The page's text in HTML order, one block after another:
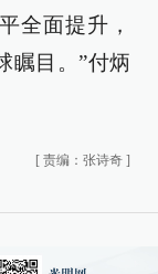
全面提升，
瞩目。”付炳
[ 责编：张诗奇 ]